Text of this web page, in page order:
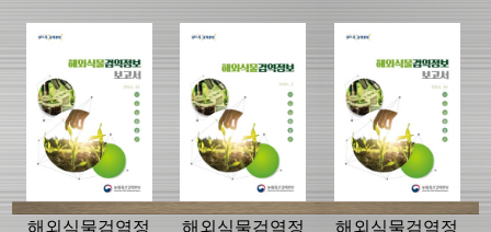
해외식물검역정 해외식물검역정 해외식물검역정